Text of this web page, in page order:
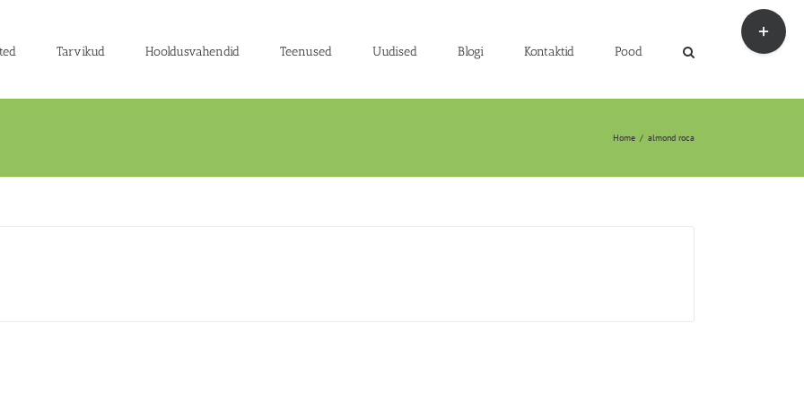
Tarvikud Hooldusvahendid Teenused Uudised Blogi Kontaktid Pood
Home / almond roca
Toggle
Sliding
Bar